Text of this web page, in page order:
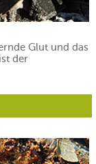
Glut und das
der